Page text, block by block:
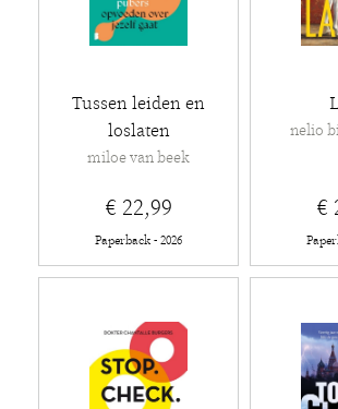
Tussen leiden en
loslaten
miloe van beek
€ 22,99
Paperback - 2026
nelio
€